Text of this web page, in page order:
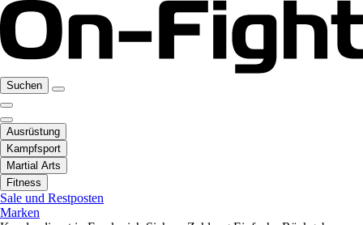
Suchen
Ausrüstung
Kampfsport
Martial Arts
Fitness
Sale und Restposten
Marken